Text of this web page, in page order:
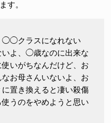
す。
◯◯クラスになれない
よ、◯歳なのに出来な
いがちなんだけど、お
お母さんいないよ、お
置き換えると凄い殺傷
うのをやめようと思い